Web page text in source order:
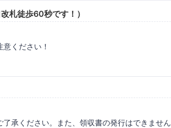
札徒歩60秒です！）
ください！
承ください。また、領収書の発行はできません